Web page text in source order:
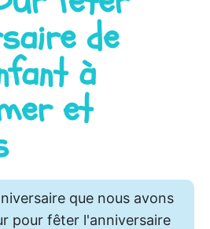
de
à
et
que nous avons
pour fêter l'anniversaire